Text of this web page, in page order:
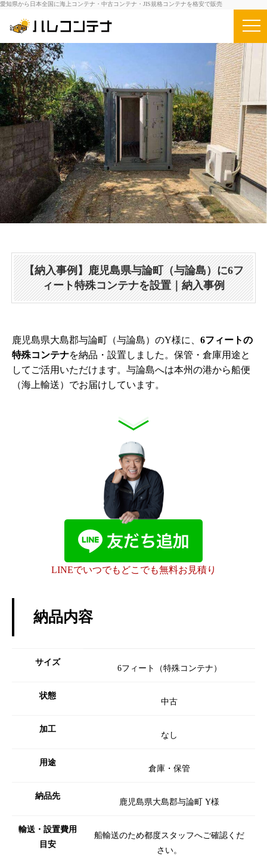
愛知県から日本全国に海上コンテナ・中古コンテナ・JIS規格コンテナを格安で販売
【納入事例】鹿児島県与論町（与論島）に6フ
ィート特殊コンテナを設置｜納入事例
鹿児島県大島郡与論町（与論島）のY様に、 6フィートの
特殊コンテナを納品・設置しました。保管・倉庫用途と
してご活用いただけます。与論島へは本州の港から船便
（海上輸送）でお届けしています。
LINEでいつでもどこでも無料お見積り
納品内容
サイズ
6フィート（特殊コンテナ）
状態
中古
加工
なし
用途
倉庫・保管
納品先
鹿児島県大島郡与論町 Y様
輸送・設置費用
目安
船輸送のため都度スタッフへご確認くだ
さい。